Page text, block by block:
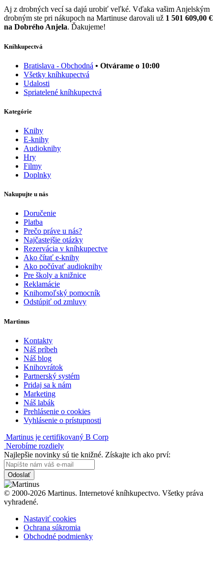
Aj z drobných vecí sa dajú urobiť veľké. Vďaka vašim Anjelským
drobným ste pri nákupoch na Martinuse darovali už 1 501 609,00 €
na Dobrého Anjela. Ďakujeme!
Kníhkupectvá
Bratislava - Obchodná • Otvárame o 10:00
Všetky kníhkupectvá
Udalosti
Spriatelené kníhkupectvá
Kategórie
Knihy
E-knihy
Audioknihy
Hry
Filmy
Doplnky
Nakupujte u nás
Doručenie
Platba
Prečo práve u nás?
Najčastejšie otázky
Rezervácia v kníhkupectve
Ako čítať e-knihy
Ako počúvať audioknihy
Pre školy a knižnice
Reklamácie
Knihomoľský pomocník
Odstúpiť od zmluvy
Martinus
Kontakty
Náš príbeh
Náš blog
Knihovrátok
Partnerský systém
Pridaj sa k nám
Marketing
Náš labák
Prehlásenie o cookies
Vyhlásenie o prístupnosti
Martinus je certifikovaný B Corp
Nerobíme rozdiely
Najlepšie novinky sú tie knižné. Získajte ich ako prví:
Odoslať
© 2000-2026 Martinus. Internetové kníhkupectvo. Všetky práva
vyhradené.
Nastaviť cookies
Ochrana súkromia
Obchodné podmienky